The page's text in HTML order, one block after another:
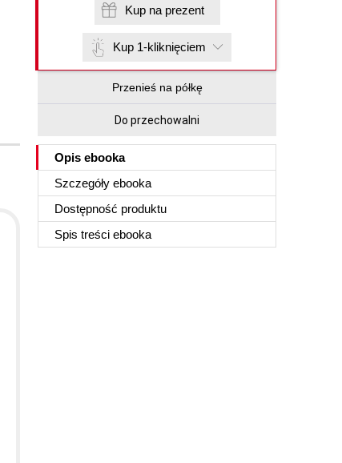
Kup na prezent
Kup 1-kliknięciem
Przenieś na półkę
Do przechowalni
Opis ebooka
Szczegóły ebooka
Dostępność produktu
Spis treści ebooka